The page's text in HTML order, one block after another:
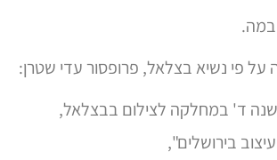
על פי נשיא בצלאל, פרופסור עדי שטרן:
שנה ד' במחלקה לצילום בבצלאל,
בירושלים",